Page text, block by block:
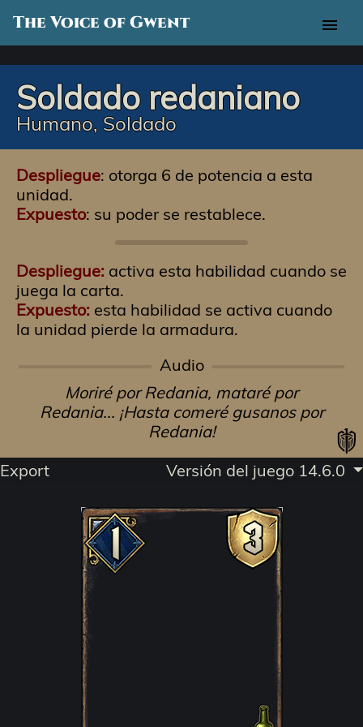
The Voice of Gwent menu
Soldado redaniano
Humano, Soldado
Despliegue: otorga 6 de potencia a esta
unidad.
Expuesto: su poder se restablece.
Despliegue: activa esta habilidad cuando se
juega la carta.
Expuesto: esta habilidad se activa cuando
la unidad pierde la armadura.
Audio
Moriré por Redania, mataré por
Redania... ¡Hasta comeré gusanos por
Redania!
Export
Versión del juego 14.6.0